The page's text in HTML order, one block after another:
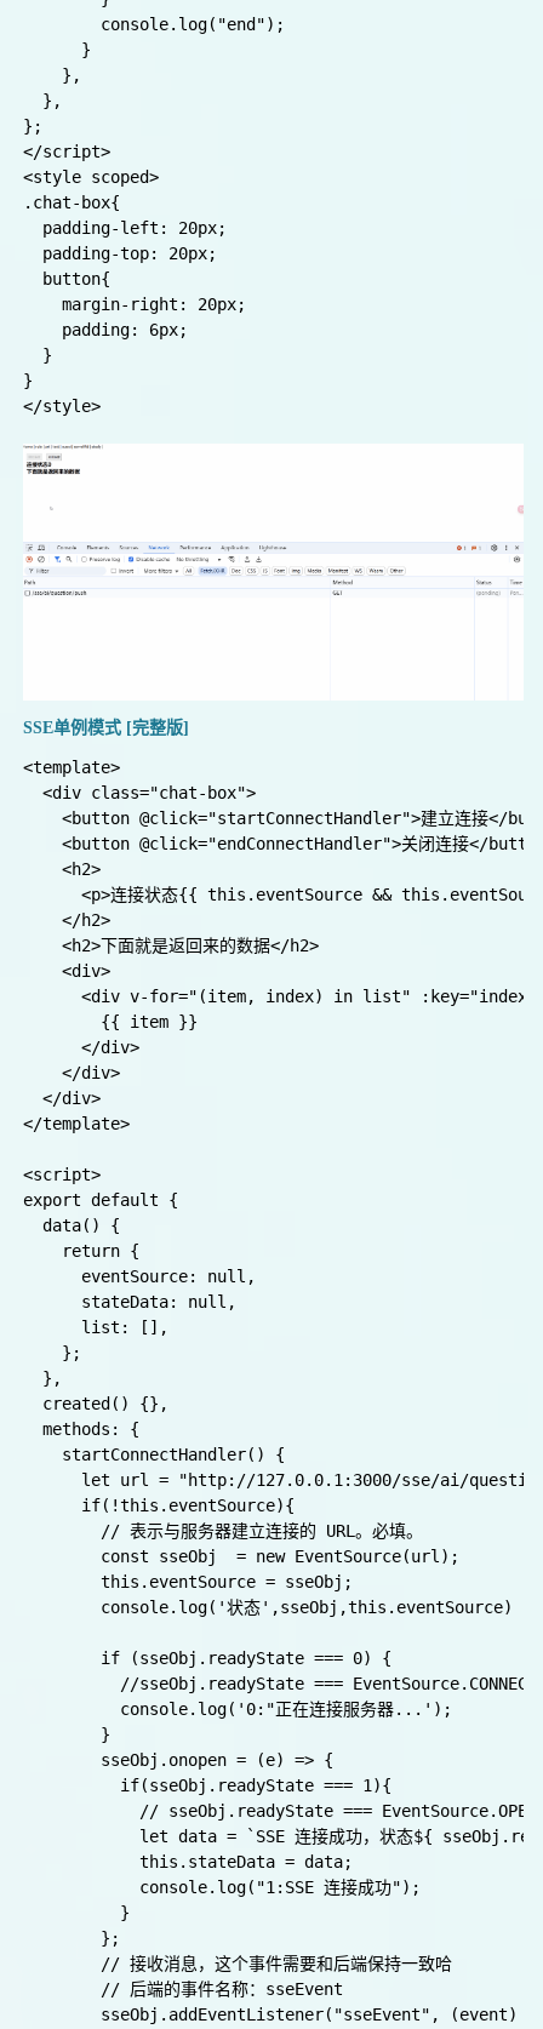
    endConnectHandler() {
      if(this.eventSource){
        this.connectStatus = false
        this.eventSource.close();
        if(this.eventSource.readyState === 2) {
// sseObj.readyState === EventSource.CLOSED
console.log('2连接已经关闭。
        }
        console.log("end");
      }
    },
  },
};
</script>
.chat-box{
  padding-top: 20px;
    margin-right: 20px;
    padding: 6px;
SSE单例模式 [完整版]
<template>
  <div class="chat-box">
<button @click="startConnectHandler">建立连接</
<button @click="endConnectHandler">关闭连接</
    <h2>
    </h2>
    <h2>下面就是返回来的数据</h2>
    <div>
<div v-for="(item, index) in list"
        {{ item }}
      </div>
    </div>
  </div>
</template>
<script>
export default {
  data() {
    return {
      eventSource: null,
      stateData: null,
      list: [],
  created() {},
  methods: {
    startConnectHandler() {
let url = "http://127.0.0.1:3000/sse/ai/
      if(!this.eventSource){
        // 表示与服务器建立连接的 URL。必填。
        const sseObj  = new EventSource(url);
        this.eventSource = sseObj;
        console.log('状态',sseObj,this.eventSource)
        if (sseObj.readyState === 0) {
//sseObj.readyState ===
          console.log('0:"正在连接服务器...');
        }
        sseObj.onopen = (e) => {
❉